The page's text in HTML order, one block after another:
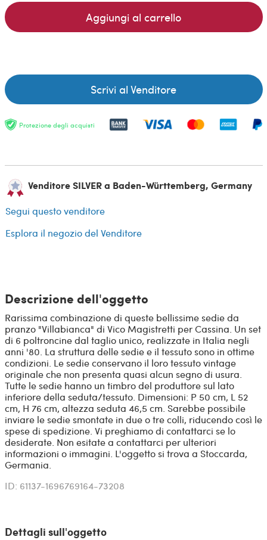
Aggiungi al carrello
Scrivi al Venditore
Protezione degli acquisti
Venditore SILVER a Baden-Württemberg, Germany
Segui questo venditore
Esplora il negozio del Venditore
Descrizione dell'oggetto
Rarissima combinazione di queste bellissime sedie da
pranzo "Villabianca" di Vico Magistretti per Cassina. Un set
di 6 poltroncine dal taglio unico, realizzate in Italia negli
anni '80. La struttura delle sedie e il tessuto sono in ottime
condizioni. Le sedie conservano il loro tessuto vintage
originale che non presenta quasi alcun segno di usura.
Tutte le sedie hanno un timbro del produttore sul lato
inferiore della seduta/tessuto. Dimensioni: P 50 cm, L 52
cm, H 76 cm, altezza seduta 46,5 cm. Sarebbe possibile
inviare le sedie smontate in due o tre colli, riducendo così le
spese di spedizione. Vi preghiamo di contattarci se lo
desiderate. Non esitate a contattarci per ulteriori
informazioni o immagini. L'oggetto si trova a Stoccarda,
Germania.
ID: 61137-1696769164-73208
Dettagli sull'oggetto